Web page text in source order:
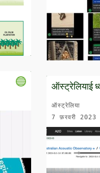
ऑस्ट्रेलियाई
ऑस्ट्रेलिया
7 फ़रवरी 2023